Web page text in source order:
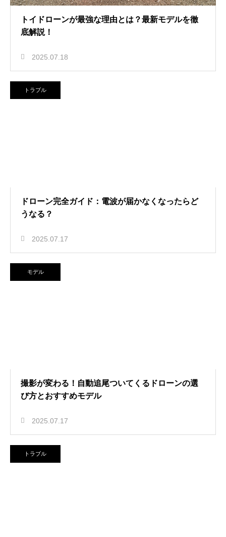
トイドローンが最強な理由とは？最新モデルを徹
底解説！
2025.07.18
トラブル
ドローン完全ガイド：電波が届かなくなったらど
うなる？
2025.07.17
モデル
撮影が変わる！自動追尾ついてくるドローンの選
び方とおすすめモデル
2025.07.17
トラブル